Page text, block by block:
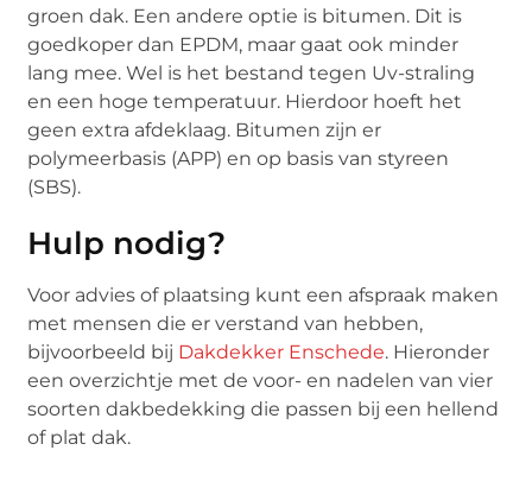
groen dak. Een andere optie is bitumen. Dit is
goedkoper dan EPDM, maar gaat ook minder
lang mee. Wel is het bestand tegen Uv-straling
en een hoge temperatuur. Hierdoor hoeft het
geen extra afdeklaag. Bitumen zijn er
polymeerbasis (APP) en op basis van styreen
(SBS).
Hulp nodig?
Voor advies of plaatsing kunt een afspraak maken
met mensen die er verstand van hebben,
bijvoorbeeld bij Dakdekker Enschede. Hieronder
een overzichtje met de voor- en nadelen van vier
soorten dakbedekking die passen bij een hellend
of plat dak.